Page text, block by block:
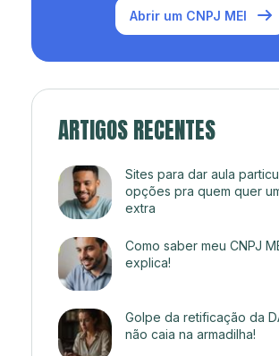
Abrir um CNPJ MEI
ARTIGOS RECENTES
Sites para dar aula
opções pra quem quer
extra
Como saber meu CNPJ
explica!
Golpe da retificação da
não caia na armadilha!